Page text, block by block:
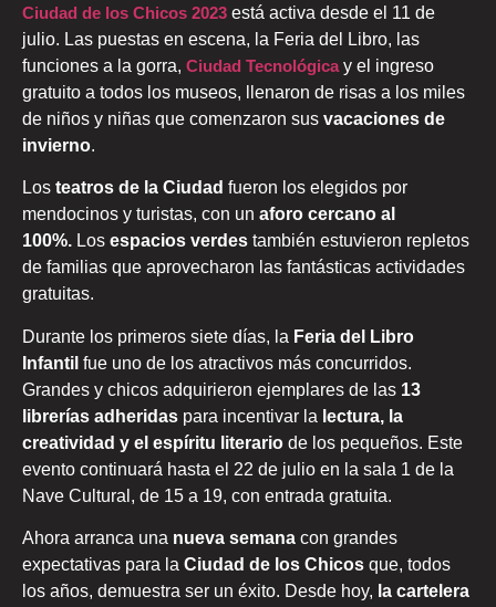
Ciudad de los Chicos 2023 está activa desde el 11 de
julio. Las puestas en escena, la Feria del Libro, las
funciones a la gorra, Ciudad Tecnológicay el ingreso
gratuito a todos los museos, llenaron de risas a los miles
de niños y niñas que comenzaron sus vacaciones de
invierno.
Los teatros de la Ciudad fueron los elegidos por
mendocinos y turistas, con un aforo cercano al
100%. Los espacios verdes también estuvieron repletos
de familias que aprovecharon las fantásticas actividades
gratuitas.
Durante los primeros siete días, la Feria del Libro
Infantil fue uno de los atractivos más concurridos.
Grandes y chicos adquirieron ejemplares de las 13
librerías adheridas para incentivar la lectura, la
creatividad y el espíritu literario de los pequeños. Este
evento continuará hasta el 22 de julio en la sala 1 de la
Nave Cultural, de 15 a 19, con entrada gratuita.
Ahora arranca una nueva semana con grandes
expectativas para la Ciudad de los Chicos que, todos
los años, demuestra ser un éxito. Desde hoy, la cartelera